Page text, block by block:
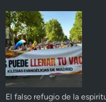
El falso refugio de la